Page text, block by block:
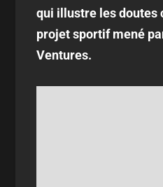
qui illustre les doutes
projet sportif mené
Ventures.